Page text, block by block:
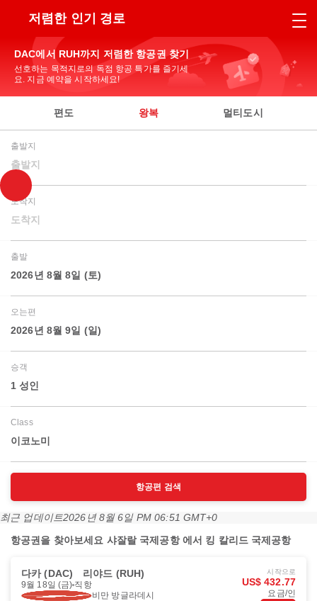
저렴한 인기 경로
DAC에서 RUH까지 저렴한 항공권 찾기
선호하는 목적지로의 독점 항공 특가를 즐기세
요. 지금 예약을 시작하세요!
편도 왕복 멀티도시
출발지
출발지
도착지
도착지
출발
2026년 8월 8일 (토)
오는편
2026년 8월 9일 (일)
승객
1 성인
Class
이코노미
항공편 검색
최근 업데이트2026년 8월 6일 PM 06:51 GMT+0
항공권을 찾아보세요 샤잘랄 국제공항 에서 킹 칼리드 국제공항
다카 (DAC) 리야드 (RUH)
9월 18일 (금) 직항
비만 방글라데시
시작으로
US$ 432.77
요금/인